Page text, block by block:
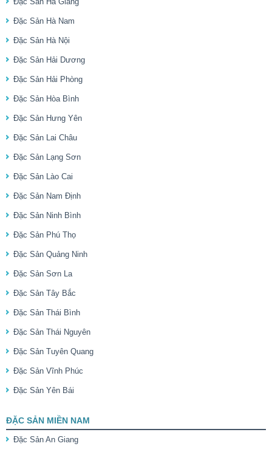
Đặc Sản Hà Nam
Đặc Sản Hà Nội
Đặc Sản Hải Dương
Đặc Sản Hải Phòng
Đặc Sản Hòa Bình
Đặc Sản Hưng Yên
Đặc Sản Lai Châu
Đặc Sản Lạng Sơn
Đặc Sản Lào Cai
Đặc Sản Nam Định
Đặc Sản Ninh Bình
Đặc Sản Phú Thọ
Đặc Sản Quảng Ninh
Đặc Sản Sơn La
Đặc Sản Tây Bắc
Đặc Sản Thái Bình
Đặc Sản Thái Nguyên
Đặc Sản Tuyên Quang
Đặc Sản Vĩnh Phúc
Đặc Sản Yên Bái
ĐẶC SẢN MIỀN NAM
Đặc Sản An Giang